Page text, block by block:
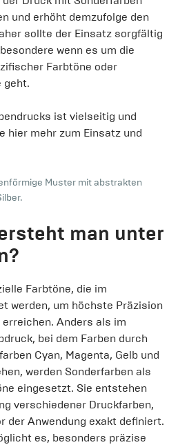
und erhöht demzufolge den
sollte der Einsatz sorgfältig
wenn es um die
Farbtöne oder
geht.
ist vielseitig und
hier mehr zum Einsatz und
Muster mit abstrakten
man unter
Farbtöne, die im
werden, um höchste Präzision
Anders als im
bei dem Farben durch
Cyan, Magenta, Gelb und
werden Sonderfarben als
eingesetzt. Sie entstehen
verschiedener Druckfarben,
der Anwendung exakt definiert.
es, besonders präzise